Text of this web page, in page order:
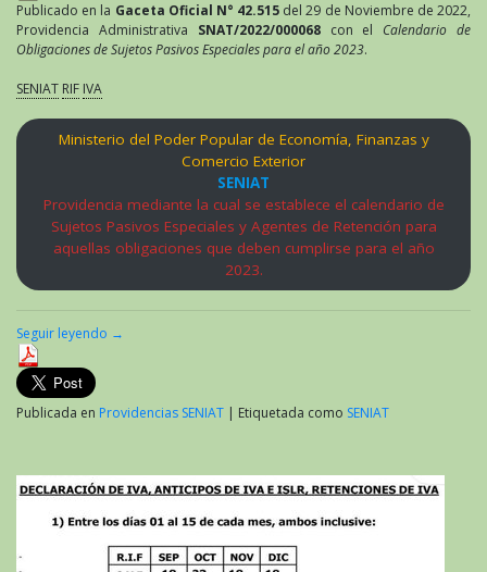
Publicado en la Gaceta Oficial N° 42.515 del 29 de Noviembre de 2022,
Providencia Administrativa SNAT/2022/000068con el Calendario de
Obligaciones de Sujetos Pasivos Especiales para el año 2023.
SENIAT RIF IVA
Ministerio del Poder Popular de Economía, Finanzas y
Comercio Exterior
SENIAT
Providencia mediante la cual se establece el calendario de
Sujetos Pasivos Especiales y Agentes de Retención para
aquellas obligaciones que deben cumplirse para el año
2023.
Seguir leyendo →
Publicada en Providencias SENIAT Etiquetada como SENIAT